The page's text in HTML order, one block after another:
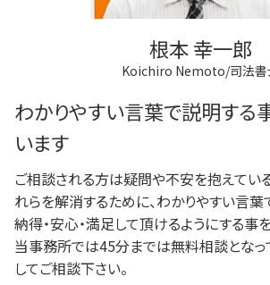
根本 幸一郎
Koichiro Nemoto/司法書
わかりやすい言葉で説明する
います
ご相談される方は疑問や不安を抱えてい
れらを解消するために、わかりやすい言葉
納得・安心・満足して頂けるようにする事
当事務所では45分までは無料相談となっ
してご相談下さい。